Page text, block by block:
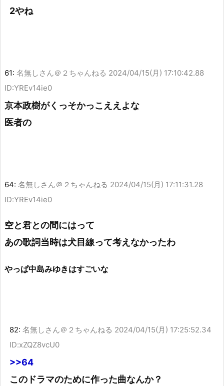
2やね
61: 名無しさん＠２ちゃんねる 2024/04/15(月) 17:10:42.88
ID:YREv14ie0
京本政樹がくっそかっこええよな
医者の
64: 名無しさん＠２ちゃんねる 2024/04/15(月) 17:11:31.28
ID:YREv14ie0
空と君との間にはって
あの歌詞当時は犬目線って考えなかったわ
やっぱ中島みゆきはすごいな
82: 名無しさん＠２ちゃんねる 2024/04/15(月) 17:25:52.34
ID:xZQZ8vcU0
>>64
このドラマのために作った曲なんか？